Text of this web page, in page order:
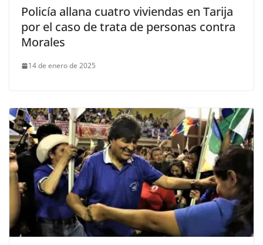
Policía allana cuatro viviendas en Tarija
por el caso de trata de personas contra
Morales
14 de enero de 2025